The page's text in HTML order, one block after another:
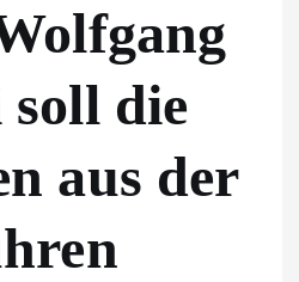
die
aus der